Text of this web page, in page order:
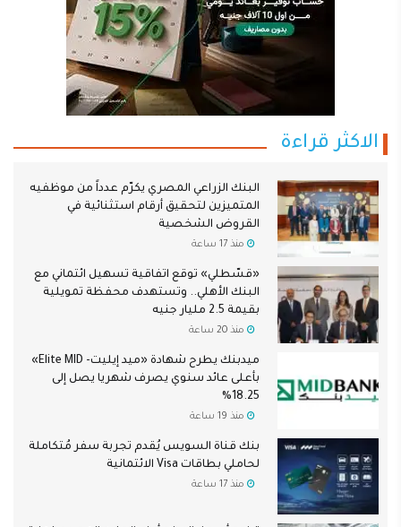
الاكثر قراءة
البنك الزراعي المصري يكرّم عدداً من موظفيه
المتميزين لتحقيق أرقام استثنائية في
القروض الشخصية
منذ 17 ساعة
«قسّطلي» توقع اتفاقية تسهيل ائتماني مع
البنك الأهلي.. وتستهدف محفظة تمويلية
بقيمة 2.5 مليار جنيه
منذ 20 ساعة
ميدبنك يطرح شهادة «ميد إيليت- Elite MID»
بأعلى عائد سنوي يصرف شهريا يصل إلى
18.25%
منذ 19 ساعة
بنك قناة السويس يُقدم تجربة سفر مُتكاملة
لحاملي بطاقات Visa الائتمانية
منذ 17 ساعة